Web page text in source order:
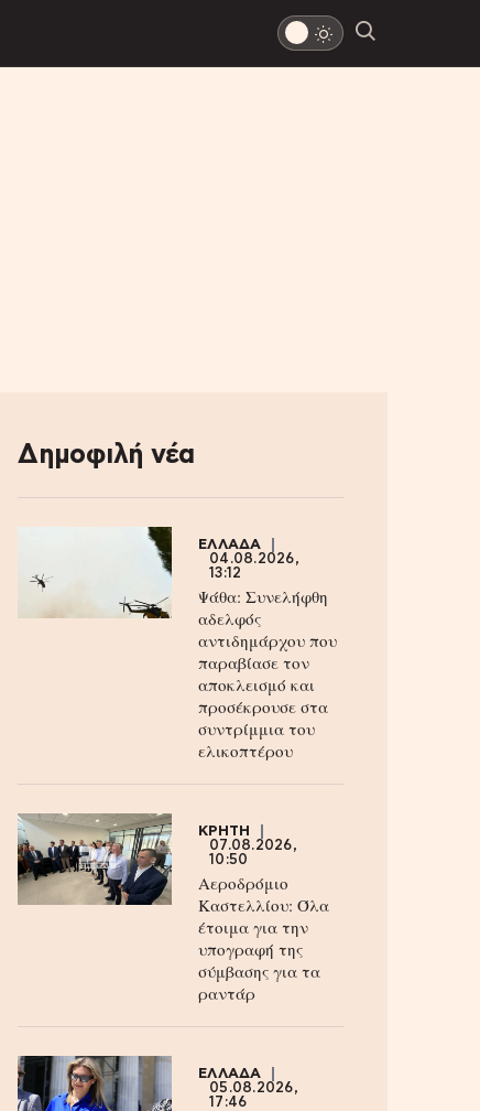
Δημοφιλή νέα
ΕΛΛΑΔΑ
04.08.2026,
13:12
Ψάθα: Συνελήφθη
αδελφός
αντιδημάρχου που
παραβίασε τον
αποκλεισμό και
προσέκρουσε στα
συντρίμμια του
ελικοπτέρου
ΚΡΗΤΗ
07.08.2026,
10:50
Αεροδρόμιο
Καστελλίου: Όλα
έτοιμα για την
υπογραφή της
σύμβασης για τα
ραντάρ
ΕΛΛΑΔΑ
05.08.2026,
17:46